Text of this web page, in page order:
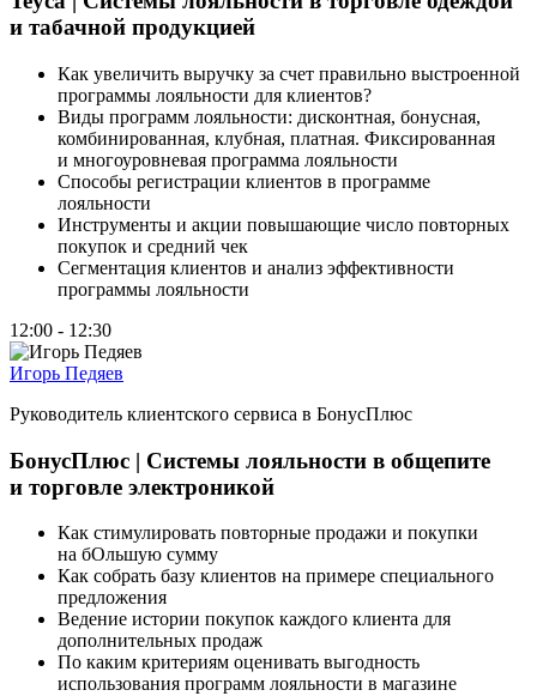
и табачной продукцией
Как увеличить выручку за счет правильно выстроенной
программы лояльности для клиентов?
Виды программ лояльности: дисконтная, бонусная,
комбинированная, клубная, платная. Фиксированная
и многоуровневая программа лояльности
Способы регистрации клиентов в программе
лояльности
Инструменты и акции повышающие число повторных
покупок и средний чек
Сегментация клиентов и анализ эффективности
программы лояльности
12:00 - 12:30
Игорь Педяев
Руководитель клиентского сервиса в БонусПлюс
БонусПлюс | Системы лояльности в общепите
и торговле электроникой
Как стимулировать повторные продажи и покупки
на бОльшую сумму
Как собрать базу клиентов на примере специального
предложения
Ведение истории покупок каждого клиента для
дополнительных продаж
По каким критериям оценивать выгодность
использования программ лояльности в магазине